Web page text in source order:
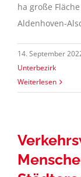
ha große
Aldenhoven-
14. September
Unterbezirk
Weiterlesen